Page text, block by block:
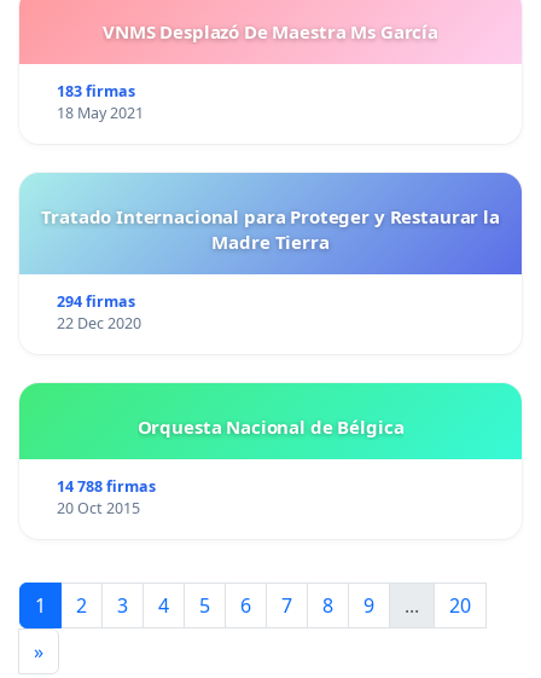
VNMS Desplazó De Maestra Ms García
183 firmas
18 May 2021
Tratado Internacional para Proteger y Restaurar la
Madre Tierra
294 firmas
22 Dec 2020
Orquesta Nacional de Bélgica
14 788 firmas
20 Oct 2015
1 2 3 4 5 6 7 8 9 ...
20
»